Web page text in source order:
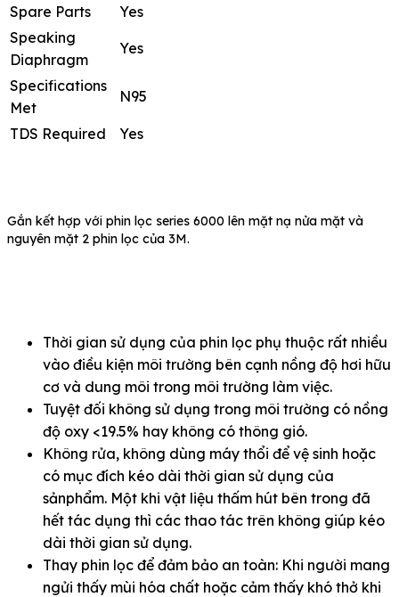
Spare Parts
Yes
Speaking
Diaphragm
Yes
Specifications
Met
N95
TDS Required Yes
Gắn kết hợp với phin lọc series 6000 lên mặt nạ nửa mặt và
nguyên mặt 2 phin lọc của 3M.
Thời gian sử dụng của phin lọc phụ thuộc rất nhiều
vào điều kiện môi trường bên cạnh nồng độ hơi hữu
cơ và dung môi trong môi trường làm việc.
Tuyệt đối không sử dụng trong môi trường có nồng
độ oxy <19.5% hay không có thông gió.
Không rửa, không dùng máy thổi để vệ sinh hoặc
có mục đích kéo dài thời gian sử dụng của
sảnphẩm. Một khi vật liệu thấm hút bên trong đã
hết tác dụng thì các thao tác trên không giúp kéo
dài thời gian sử dụng.
Thay phin lọc để đảm bảo an toàn: Khi người mang
ngửi thấy mùi hóa chất hoặc cảm thấy khó thở khi